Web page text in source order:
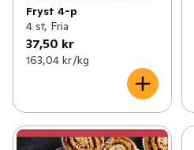
Fryst 4-p
4 st, Fria
37,50 kr
163,04 kr /kg